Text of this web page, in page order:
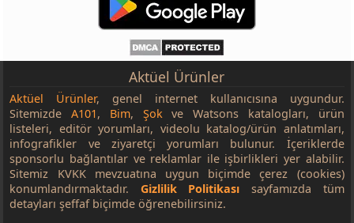
Aktüel Ürünler
Aktüel Ürünler, genel internet kullanıcısına uygundur.
SitemizdeA101, Bim, Şokve Watsons katalogları, ürün
listeleri, editör yorumları, videolu katalog/ürün anlatımları,
infografikler ve ziyaretçi yorumları bulunur. İçeriklerde
sponsorlu bağlantılar ve reklamlar ile işbirlikleri yer alabilir.
Sitemiz KVKK mevzuatına uygun biçimde çerez (cookies)
konumlandırmaktadır. Gizlilik Politikası sayfamızda tüm
detayları şeffaf biçimde öğrenebilirsiniz.